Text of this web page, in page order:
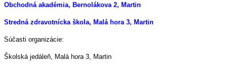
Obchodná akadémia, Bernolákova 2, Martin
Stredná zdravotnícka škola, Malá hora 3, Martin
Súčasti organizácie:
Školská jedáleň, Malá hora 3, Martin